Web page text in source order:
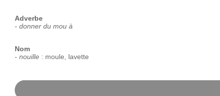
Adverbe
- donner du mou à
Nom
- nouille: moule lavette